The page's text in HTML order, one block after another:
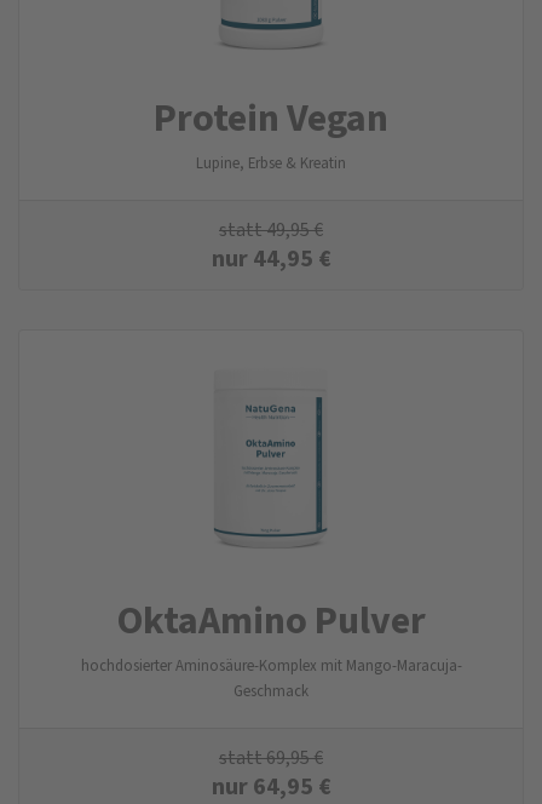
Protein Vegan
Lupine, Erbse & Kreatin
statt49,95€
nur44,95 €
OktaAmino Pulver
hochdosierter Aminosäure-Komplex mit Mango-Maracuja-
Geschmack
statt69,95€
nur64,95 €